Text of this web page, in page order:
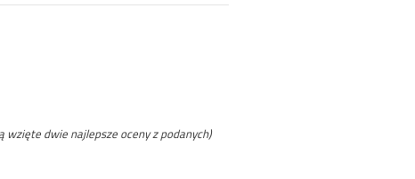
wzięte dwie najlepsze oceny z podanych)